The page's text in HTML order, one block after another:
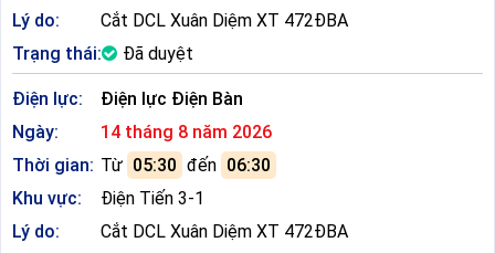
Lý do:
Cắt DCL Xuân Diệm XT 472ĐBA
Trạng thái:
Đã duyệt
Điện lực:
Điện lực Điện Bàn
Ngày:
14 tháng 8 năm 2026
Thời gian: Từ 05:30 đến 06:30
Khu vực:
Điện Tiến 3-1
Lý do:
Cắt DCL Xuân Diệm XT 472ĐBA